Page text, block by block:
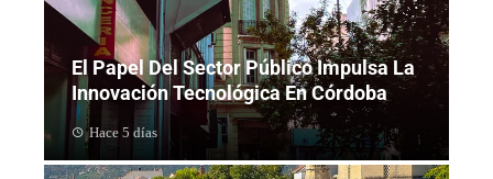
El Papel Del Sector Público Impulsa La
Innovación Tecnológica En Córdoba
Hace 5 días